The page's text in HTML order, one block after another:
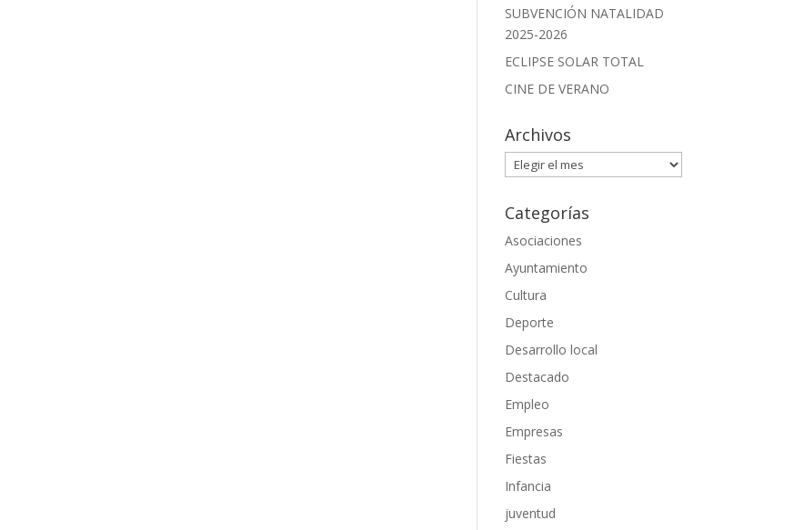
SUBVENCIÓN NATALIDAD
2025-2026
ECLIPSE SOLAR TOTAL
CINE DE VERANO
Archivos
Archivos
Categorías
Asociaciones
Ayuntamiento
Cultura
Deporte
Desarrollo local
Destacado
Empleo
Empresas
Fiestas
Infancia
juventud